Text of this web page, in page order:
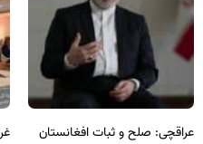
غریب آبادی: مردم ایران هرگز